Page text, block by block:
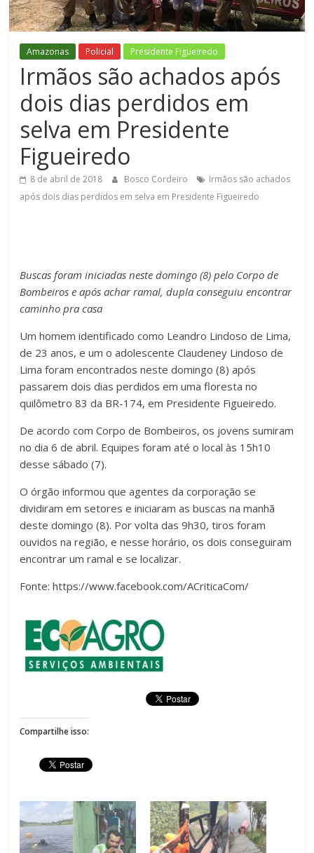
Figueiredo
Amazonas Policial Presidente Figueiredo
Irmãos são achados após
dois dias perdidos em
selva em Presidente
Figueiredo
8 de abril de 2018 Bosco Cordeiro
Irmãos são achados
após dois dias perdidos em selva em Presidente Figueiredo
Buscas foram iniciadas neste domingo (8) pelo Corpo de
Bombeiros e após achar ramal, dupla conseguiu encontrar
caminho pra casa
Um homem identificado como Leandro Lindoso de Lima,
de 23 anos, e um o adolescente Claudeney Lindoso de
Lima foram encontrados neste domingo (8) após
passarem dois dias perdidos em uma floresta no
quilômetro 83 da BR-174, em Presidente Figueiredo.
De acordo com Corpo de Bombeiros, os jovens sumiram
no dia 6 de abril. Equipes foram até o local às 15h10
desse sábado (7).
O órgão informou que agentes da corporação se
dividiram em setores e iniciaram as buscas na manhã
deste domingo (8). Por volta das 9h30, tiros foram
ouvidos na região, e nesse horário, os dois conseguiram
encontrar um ramal e se localizar.
Fonte: https://www.facebook.com/ACriticaCom/
Compartilhe isso: